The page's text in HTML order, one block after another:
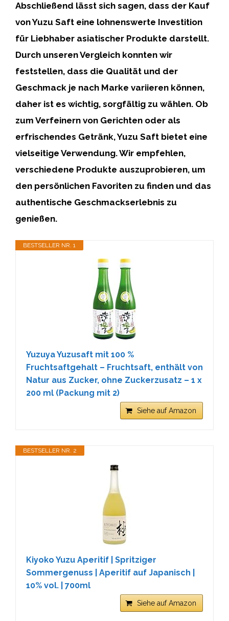
Abschließend lässt sich sagen, dass der Kauf
vonYuzu Saft eine lohnenswerte Investition
für Liebhaber asiatischer Produkte darstellt.
Durch unserenVergleich konnten wir
feststellen, dass die Qualität und der
Geschmack je nach Marke variieren können,
daher ist es wichtig, sorgfältig zu wählen. Ob
zum Verfeinern von Gerichten oder als
erfrischendes Getränk,Yuzu Saft bietet eine
vielseitige Verwendung. Wir empfehlen,
verschiedene Produkte auszuprobieren, um
den persönlichen Favoriten zu finden und das
authentische Geschmackserlebnis zu
genießen.
BESTSELLER NR. 1
Yuzuya Yuzusaft mit 100 %
Fruchtsaftgehalt – Fruchtsaft, enthält von
Natur aus Zucker, ohne Zuckerzusatz – 1 x
200 ml (Packung mit 2)
Siehe auf Amazon
BESTSELLER NR. 2
Kiyoko Yuzu Aperitif | Spritziger
Sommergenuss | Aperitif auf Japanisch |
10% vol. | 700ml
Siehe auf Amazon